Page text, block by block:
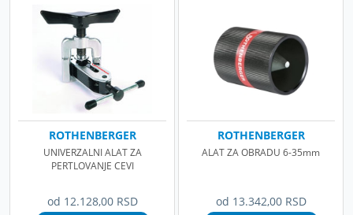
od 12.128,00 RSD
ROTHENBERGER
UNIVERZALNI ALAT ZA
PERTLOVANJE CEVI
od 13.342,00 RSD
ROTHENBERGER
ALAT ZA OBRADU 6-35mm